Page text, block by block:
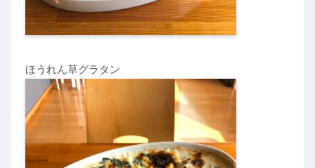
ほうれん草グラタン